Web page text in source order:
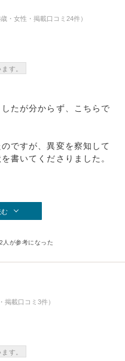
・女性・掲載口コミ24件）
す。
たが分からず、こちらで
ですが、異変を察知して
書いてくださりました。
2人が参考になった
掲載口コミ3件）
す。